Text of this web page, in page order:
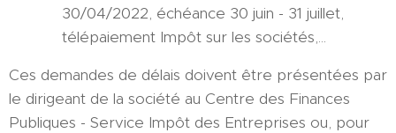
30/04/2022, échéance 30 juin - 31 juillet,
télépaiement Impôt sur les sociétés,...
Ces demandes de délais doivent être présentées par
le dirigeant de la société au Centre des Finances
Publiques - Service Impôt des Entreprises ou, pour